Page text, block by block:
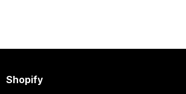
Shopify